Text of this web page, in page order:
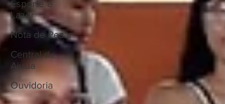
Esporte e
Lazer
Nota de Pesar
Central de
Ajuda
Ouvidoria